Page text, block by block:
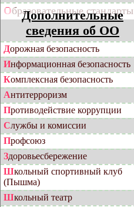
Образовательные стандарты
Дополнительные
сведения об ОО
Дорожная безопасность
Информационная безопасность
Комплексная безопасность
Антитерроризм
Противодействие коррупции
Службы и комиссии
Профсоюз
Здоровьесбережение
Школьный спортивный клуб
(Пышма)
Школьный театр